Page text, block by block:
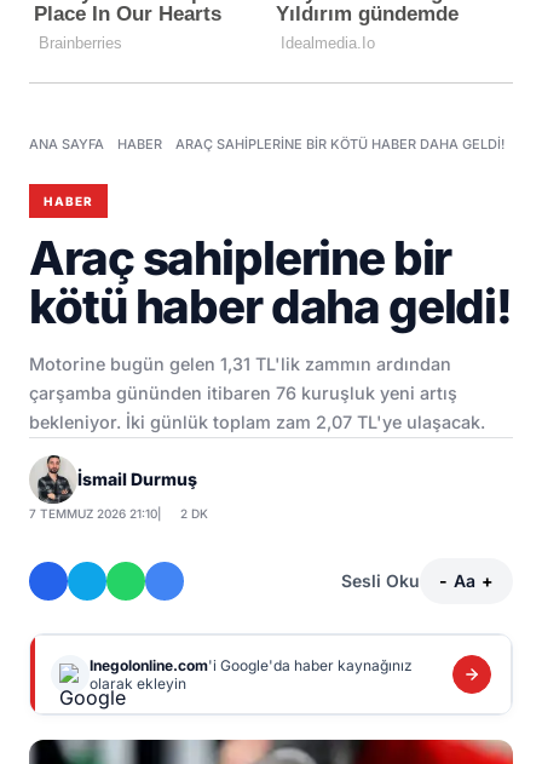
ANA SAYFA HABER ARAÇ SAHIPLERINE BIR KÖTÜ HABER DAHA GELDI!
HABER
Araç sahiplerine bir
kötü haber daha geldi!
Motorine bugün gelen 1,31 TL'lik zammın ardından
çarşamba gününden itibaren 76 kuruşluk yeni artış
bekleniyor. İki günlük toplam zam 2,07 TL'ye ulaşacak.
İsmail Durmuş
7 TEMMUZ 2026 21:10 2 DK
Sesli Oku - Aa +
Inegolonline.com'i Google'da haber kaynağınız
olarak ekleyin